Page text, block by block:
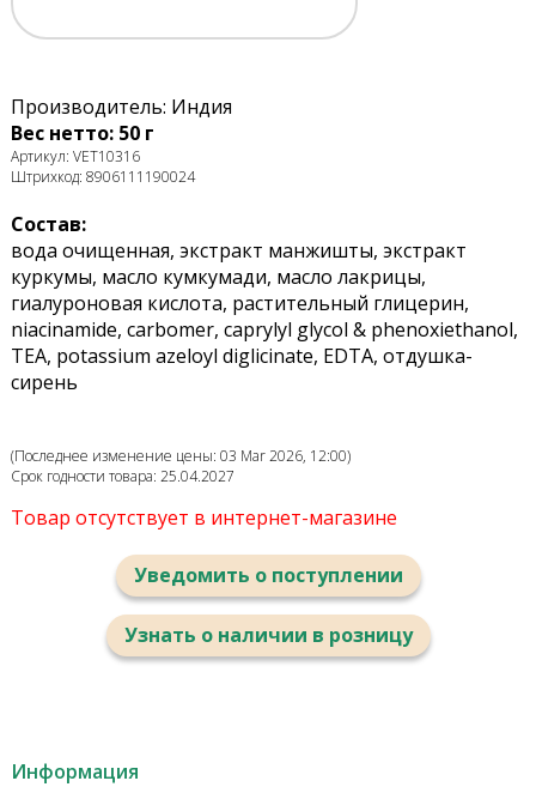
Производитель: Индия
Вес нетто: 50 г
Артикул: VET10316
Штрихкод: 8906111190024
Состав:
вода очищенная, экстракт манжишты, экстракт
куркумы, масло кумкумади, масло лакрицы,
гиалуроновая кислота, растительный глицерин,
niacinamide, carbomer, caprylyl glycol & phenoxiethanol,
TEA, potassium azeloyl diglicinate, EDTA, отдушка-
сирень
(Последнее изменение цены: 03 Mar 2026, 12:00)
Срок годности товара: 25.04.2027
Товар отсутствует в интернет-магазине
Уведомить о поступлении
Узнать о наличии в розницу
Информация